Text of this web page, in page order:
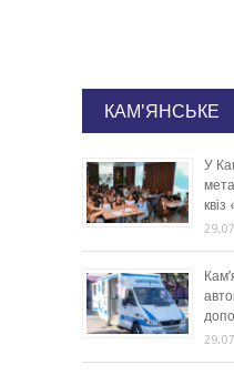
КАМ'ЯНСЬКЕ
У
квіз